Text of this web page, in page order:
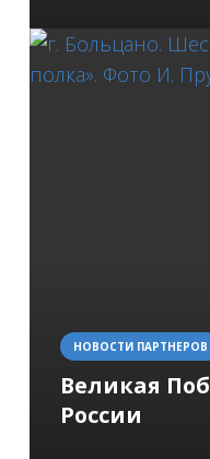
НОВОСТИ ПАРТНЕРОВ
Великая
России